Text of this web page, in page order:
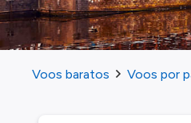
Voos baratos Voos por